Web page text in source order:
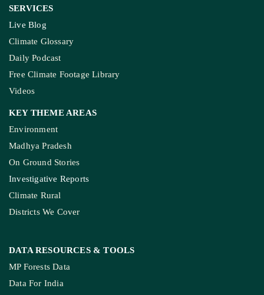
Diversity Policy
Terms and Conditions
SUPPORT
Subscription
Weekly Newsletter
Donate Us
Join Our Community
Pitching Guide
SERVICES
Live Blog
Climate Glossary
Daily Podcast
Videos
KEY THEME AREAS
Environment